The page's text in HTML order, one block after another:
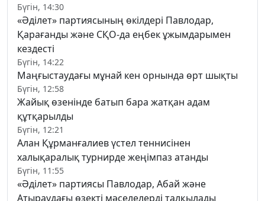
Бүгін, 14:30
«Әділет» партиясының өкілдері Павлодар,
Қарағанды және СҚО-да еңбек ұжымдарымен
кездесті
Бүгін, 14:22
Маңғыстаудағы мұнай кен орнында өрт шықты
Бүгін, 12:58
Жайық өзенінде батып бара жатқан адам
құтқарылды
Бүгін, 12:21
Алан Құрманғалиев үстел теннисінен
халықаралық турнирде жеңімпаз атанды
Бүгін, 11:55
«Әділет» партиясы Павлодар, Абай және
Атыраудағы өзекті мәселелерді талқылады